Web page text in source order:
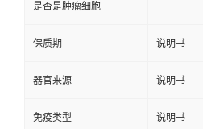
是否是肿瘤细胞
保质期 说明书
器官来源 说明书
免疫类型 说明书